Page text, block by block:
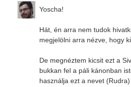
Yoscha!
Hát, én arra nem tudok
megjelölni arra nézve, hogy
De megnéztem kicsit ezt a
bukkan fel a páli kánonban
használja ezt a nevet